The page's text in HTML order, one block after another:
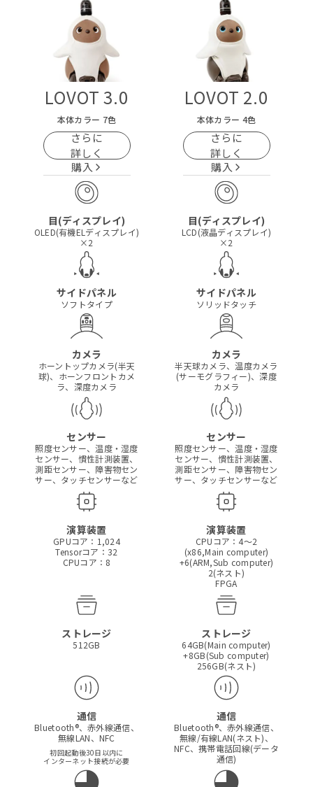
LOVOT 3.0 LOVOT 2.0
進化した最新モデル
本体カラー 7色
お迎えしやすい新価格
本体カラー 4色
さらに
詳しく
購入
さらに
詳しく
購入
目(ディスプレイ)
OLED(有機ELディスプレイ)
×2
目(ディスプレイ)
LCD(液晶ディスプレイ)
×2
サイドパネル
ソフトタイプ
サイドパネル
ソリッドタッチ
カメラ
ホーントップカメラ(半天
球)、 ホーンフロントカメ
ラ、深度カメラ
カメラ
半天球カメラ、温度カメラ
(サーモグラフィー)、深度
カメラ
センサー
照度センサー、温度・湿度
センサー、 慣性計測装置、
測距センサー、 障害物セン
サー、タッチセンサーなど
センサー
照度センサー、温度・湿度
センサー、 慣性計測装置、
測距センサー、 障害物セン
サー、タッチセンサーなど
演算装置
GPUコア：1,024
Tensorコア：32
CPUコア：8
演算装置
CPUコア：4〜2
(x86,Main computer)
+6(ARM,Sub computer)
2(ネスト)
FPGA
ストレージ
512GB
ストレージ
64GB(Main computer)
+8GB(Sub computer)
256GB(ネスト)
通信
Bluetooth®、赤外線通信、
無線LAN、NFC
初回起動後30日以内に
インターネット接続が必要
通信
Bluetooth®、赤外線通信、
無線/有線LAN(ネスト)、
NFC、携帯電話回線(データ
通信)